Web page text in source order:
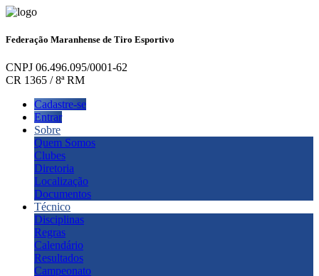
Federação Maranhense de Tiro Esportivo
CNPJ 06.496.095/0001-62
CR 1365 / 8ª RM
Cadastre-se
Entrar
Sobre
Quem Somos
Clubes
Diretoria
Localização
Documentos
Técnico
Disciplinas
Regras
Calendário
Resultados
Campeonato